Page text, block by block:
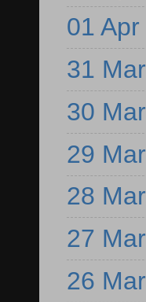
01 Apr
31 Mar
30 Mar
29 Mar
28 Mar
27 Mar
26 Mar